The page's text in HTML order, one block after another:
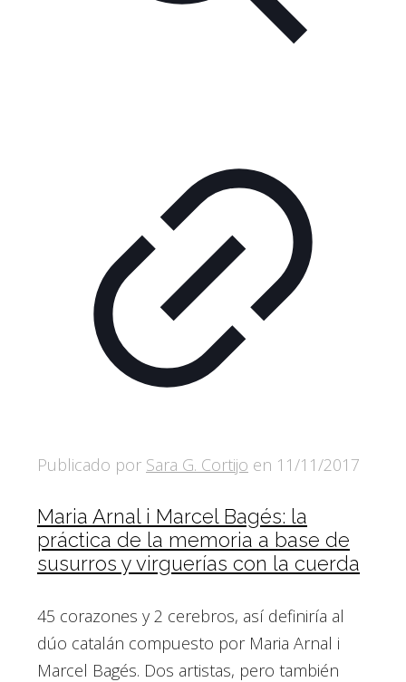
Publicado por Sara G. Cortijo en 11/11/2017
Maria Arnal i Marcel Bagés: la
práctica de la memoria a base de
susurros y virguerías con la cuerda
45 corazones y 2 cerebros, así definiría al
dúo catalán compuesto por Maria Arnal i
Marcel Bagés. Dos artistas, pero también